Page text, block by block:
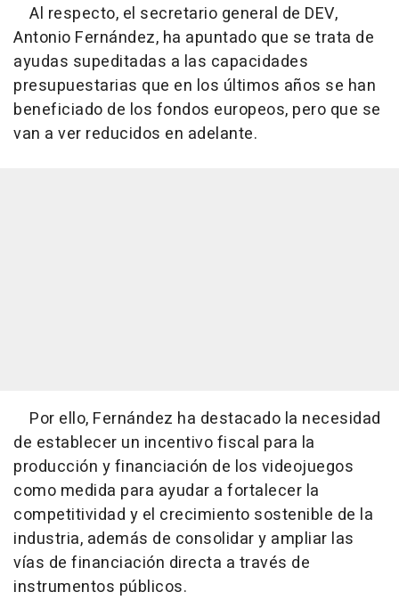
Al respecto, el secretario general de DEV,
Antonio Fernández, ha apuntado que se trata de
ayudas supeditadas a las capacidades
presupuestarias que en los últimos años se han
beneficiado de los fondos europeos, pero que se
van a ver reducidos en adelante.
Por ello, Fernández ha destacado la necesidad
de establecer un incentivo fiscal para la
producción y financiación de los videojuegos
como medida para ayudar a fortalecer la
competitividad y el crecimiento sostenible de la
industria, además de consolidar y ampliar las
vías de financiación directa a través de
instrumentos públicos.